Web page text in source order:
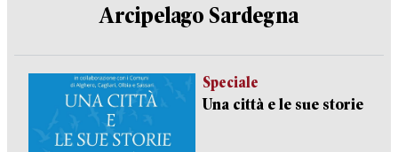
Arcipelago Sardegna
Speciale
Una città e le sue storie